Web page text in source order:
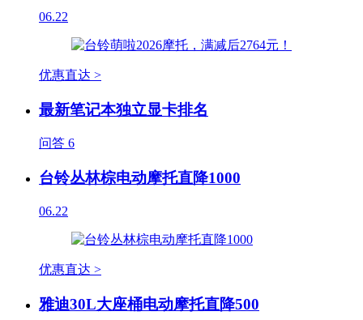
06.22
优惠直达 >
最新笔记本独立显卡排名
问答 6
台铃丛林棕电动摩托直降1000
06.22
优惠直达 >
雅迪30L大座桶电动摩托直降500